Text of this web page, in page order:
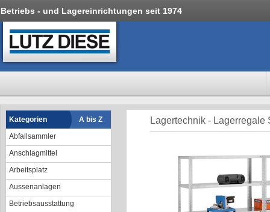
Betriebs - und Lagereinrichtungen seit 1974
Kategorien
A bis Z
Abfallsammler
Anschlagmittel
Arbeitsplatz
Aussenanlagen
Betriebsausstattung
Lagertechnik - Lagerregale